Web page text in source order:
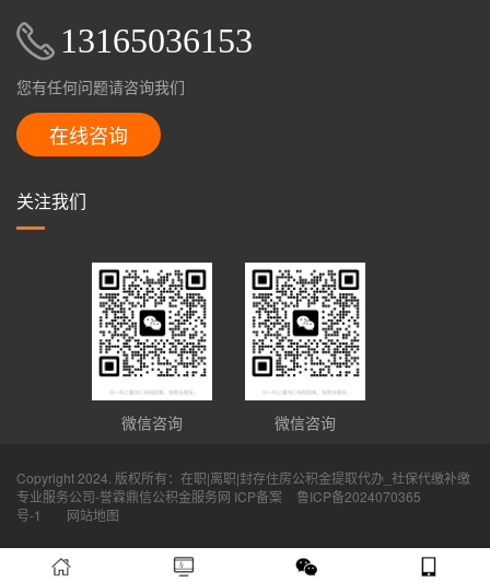
13165036153
您有任何问题请咨询我们
在线咨询
关注我们
微信咨询 微信咨询
Copyright 2024. 版权所有：在职|离职|封存住房公积金提取代办_社保代缴补缴
专业服务公司-誉霖鼎信公积金服务网 ICP备案
鲁ICP备2024070365
号-1
网站地图